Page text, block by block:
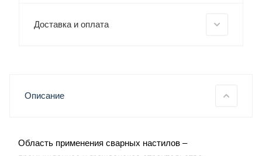
Доставка и оплата
Описание
Область применения сварных настилов –